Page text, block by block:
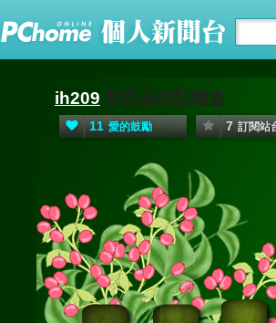
ih209 趴趴走的記憶盒
11 愛的鼓勵 7 訂閱站